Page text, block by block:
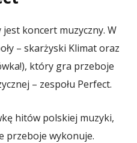
koncert muzyczny. W
– skarżyski Klimat oraz
który gra przeboje
– zespołu Perfect.
hitów polskiej muzyki,
przeboje wykonuje.